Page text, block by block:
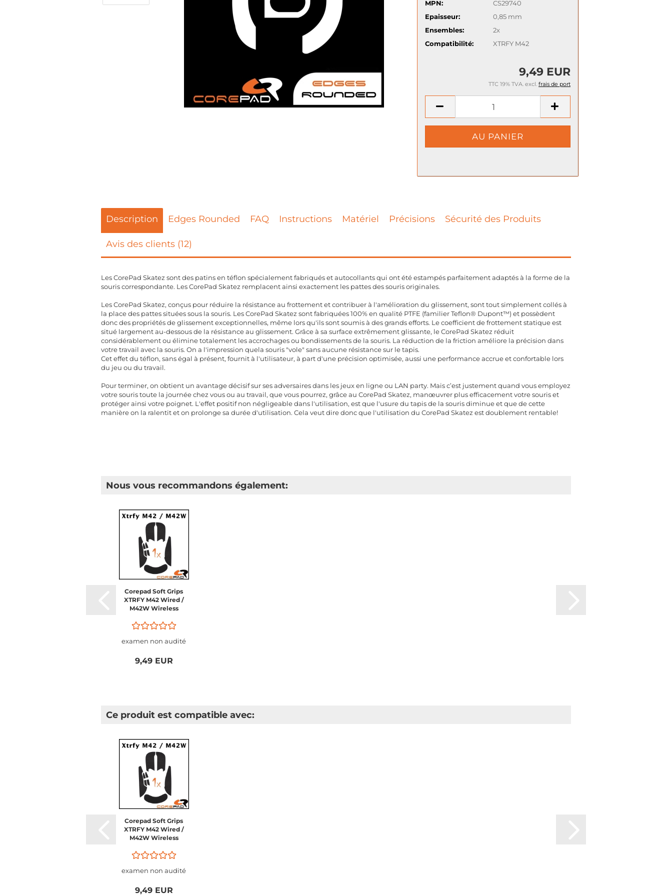
MPN:
CS29740
Epaisseur:
0,85 mm
Ensembles:
2x
Compatibilité:
XTRFY M42
9,49 EUR
TTC 19% TVA. excl. frais de port
Description Edges Rounded FAQ Instructions Matériel Précisions Sécurité des Produits
Avis des clients (12)
Les CorePad Skatez sont des patins en téflon spécialement fabriqués et autocollants qui ont été estampés parfaitement adaptés à la forme de la
souris correspondante. Les CorePad Skatez remplacent ainsi exactement les pattes des souris originales.
Les CorePad Skatez, conçus pour réduire la résistance au frottement et contribuer à l'amélioration du glissement, sont tout simplement collés à
la place des pattes situées sous la souris. Les CorePad Skatez sont fabriquées 100% en qualité PTFE (familier Teflon® Dupont™) et possèdent
donc des propriétés de glissement exceptionnelles, même lors qu'ils sont soumis à des grands efforts. Le coefficient de frottement statique est
situé largement au-dessous de la résistance au glissement. Grâce à sa surface extrêmement glissante, le CorePad Skatez réduit
considérablement ou élimine totalement les accrochages ou bondissements de la souris. La réduction de la friction améliore la précision dans
votre travail avec la souris. On a l'impression quela souris "vole" sans aucune résistance sur le tapis.
Cet effet du téflon, sans égal à présent, fournit à l'utilisateur, à part d'une précision optimisée, aussi une performance accrue et confortable lors
du jeu ou du travail.
Pour terminer, on obtient un avantage décisif sur ses adversaires dans les jeux en ligne ou LAN party. Mais c’est justement quand vous employez
votre souris toute la journée chez vous ou au travail, que vous pourrez, grâce au CorePad Skatez, manœuvrer plus efficacement votre souris et
protéger ainsi votre poignet. L'effet positif non négligeable dans l'utilisation, est que l'usure du tapis de la souris diminue et que de cette
manière on la ralentit et on prolonge sa durée d'utilisation. Cela veut dire donc que l'utilisation du CorePad Skatez est doublement rentable!
Nous vous recommandons également:
Corepad Soft Grips
XTRFY M42 Wired /
M42W Wireless
examen non audité
9,49 EUR
Ce produit est compatible avec:
Corepad Soft Grips
XTRFY M42 Wired /
M42W Wireless
examen non audité
9,49 EUR